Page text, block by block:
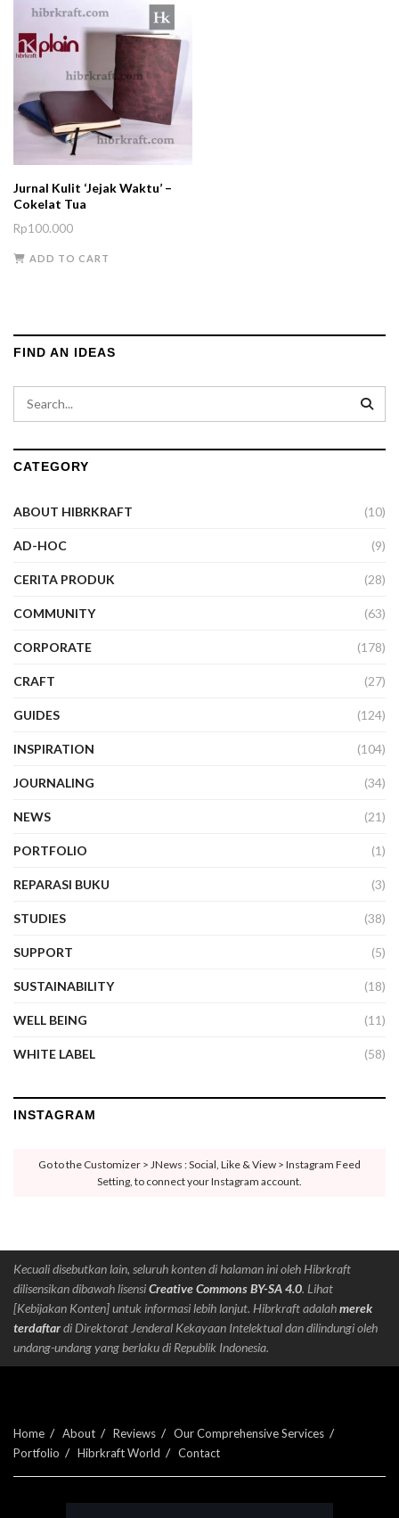
Jurnal Kulit ‘Jejak Waktu’ –
Cokelat Tua
Rp100.000
ADD TO CART
FIND AN IDEAS
CATEGORY
ABOUT HIBRKRAFT (10)
AD-HOC (9)
CERITA PRODUK (28)
COMMUNITY (63)
CORPORATE (178)
CRAFT (27)
GUIDES (124)
INSPIRATION (104)
JOURNALING (34)
NEWS (21)
PORTFOLIO (1)
REPARASI BUKU (3)
STUDIES (38)
SUPPORT (5)
SUSTAINABILITY (18)
WELL BEING (11)
WHITE LABEL (58)
INSTAGRAM
Go to the Customizer > JNews : Social, Like & View > Instagram Feed
Setting, to connect your Instagram account.
Kecuali disebutkan lain, seluruh konten di halaman ini oleh Hibrkraft
dilisensikan dibawah lisensiCreative Commons BY-SA 4.0. Lihat
[Kebijakan Konten] untuk informasi lebih lanjut. Hibrkraft adalahmerek
terdaftardi Direktorat Jenderal Kekayaan Intelektual dan dilindungi oleh
undang-undang yang berlaku di Republik Indonesia.
Home About Reviews
Our Comprehensive Services
Portfolio
Hibrkraft World Contact